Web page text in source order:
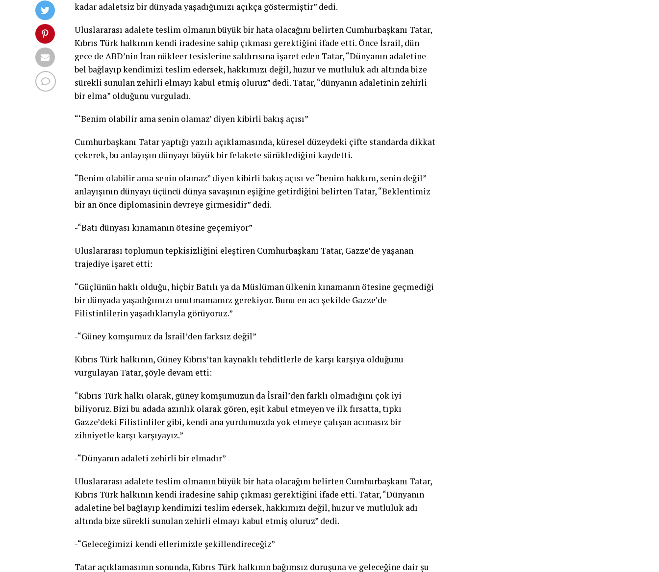
kadar adaletsiz bir dünyada yaşadığımızı açıkça göstermiştir” dedi.
Uluslararası adalete teslim olmanın büyük bir hata olacağını belirten Cumhurbaşkanı Tatar,
Kıbrıs Türk halkının kendi iradesine sahip çıkması gerektiğini ifade etti. Önce İsrail, dün
gece de ABD’nin İran nükleer tesislerine saldırısına işaret eden Tatar, “Dünyanın adaletine
bel bağlayıp kendimizi teslim edersek, hakkımızı değil, huzur ve mutluluk adı altında bize
sürekli sunulan zehirli elmayı kabul etmiş oluruz” dedi. Tatar, “dünyanın adaletinin zehirli
bir elma” olduğunu vurguladı.
“‘Benim olabilir ama senin olamaz’ diyen kibirli bakış açısı”
Cumhurbaşkanı Tatar yaptığı yazılı açıklamasında, küresel düzeydeki çifte standarda dikkat
çekerek, bu anlayışın dünyayı büyük bir felakete sürüklediğini kaydetti.
“Benim olabilir ama senin olamaz” diyen kibirli bakış açısı ve “benim hakkım, senin değil”
anlayışının dünyayı üçüncü dünya savaşının eşiğine getirdiğini belirten Tatar, “Beklentimiz
bir an önce diplomasinin devreye girmesidir” dedi.
-“Batı dünyası kınamanın ötesine geçemiyor”
Uluslararası toplumun tepkisizliğini eleştiren Cumhurbaşkanı Tatar, Gazze’de yaşanan
trajediye işaret etti:
“Güçlünün haklı olduğu, hiçbir Batılı ya da Müslüman ülkenin kınamanın ötesine geçmediği
bir dünyada yaşadığımızı unutmamamız gerekiyor. Bunu en acı şekilde Gazze’de
Filistinlilerin yaşadıklarıyla görüyoruz.”
-“Güney komşumuz da İsrail’den farksız değil”
Kıbrıs Türk halkının, Güney Kıbrıs’tan kaynaklı tehditlerle de karşı karşıya olduğunu
vurgulayan Tatar, şöyle devam etti:
“Kıbrıs Türk halkı olarak, güney komşumuzun da İsrail’den farklı olmadığını çok iyi
biliyoruz. Bizi bu adada azınlık olarak gören, eşit kabul etmeyen ve ilk fırsatta, tıpkı
Gazze’deki Filistinliler gibi, kendi ana yurdumuzda yok etmeye çalışan acımasız bir
zihniyetle karşı karşıyayız.”
-“Dünyanın adaleti zehirli bir elmadır”
Uluslararası adalete teslim olmanın büyük bir hata olacağını belirten Cumhurbaşkanı Tatar,
Kıbrıs Türk halkının kendi iradesine sahip çıkması gerektiğini ifade etti. Tatar, “Dünyanın
adaletine bel bağlayıp kendimizi teslim edersek, hakkımızı değil, huzur ve mutluluk adı
altında bize sürekli sunulan zehirli elmayı kabul etmiş oluruz” dedi.
-“Geleceğimizi kendi ellerimizle şekillendireceğiz”
Tatar açıklamasının sonunda, Kıbrıs Türk halkının bağımsız duruşuna ve geleceğine dair şu